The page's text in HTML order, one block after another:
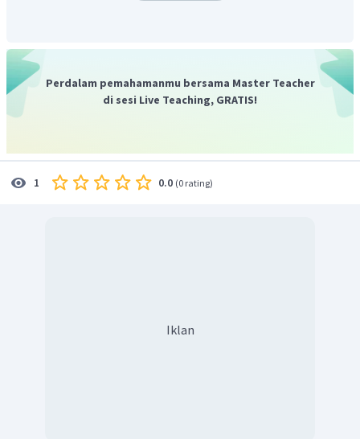
Perdalam pemahamanmu bersama Master Teacher
di sesi Live Teaching, GRATIS!
1 0.0 (0 rating)
Iklan